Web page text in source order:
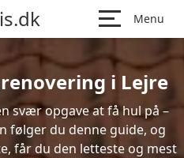
Menu
i Lejre
svær opgave at få hul på –
følger du denne guide, og
får du den letteste og mest